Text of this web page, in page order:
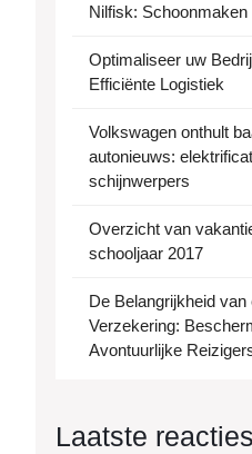
Nilfisk: Schoonmaken
Optimaliseer uw
Efficiënte Logistiek
Volkswagen onthult
autonieuws:
schijnwerpers
Overzicht van
schooljaar 2017
De Belangrijkheid
Verzekering:
Avontuurlijke
Laatste reacties